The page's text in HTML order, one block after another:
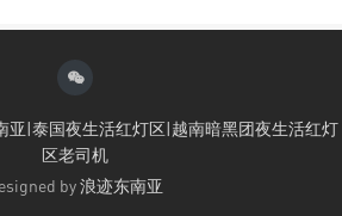
亚|泰国夜生活红灯区|越南暗黑团夜生活红灯
区老司机
by浪迹东南亚